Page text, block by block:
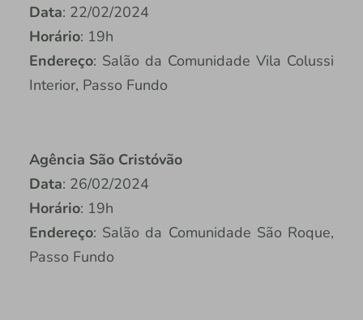
Data: 22/02/2024
Horário: 19h
Endereço: Salão da Comunidade Vila Colussi
Interior, Passo Fundo
Agência São Cristóvão
Data: 26/02/2024
Horário: 19h
Endereço: Salão da Comunidade São Roque,
Passo Fundo